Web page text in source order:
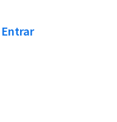
Entrar